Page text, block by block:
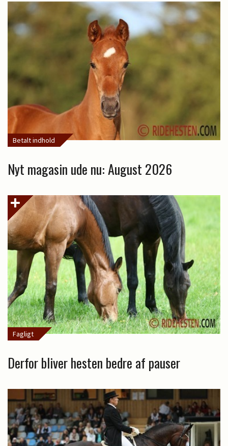
Betalt indhold
Nyt magasin ude nu: August 2026
Fagligt
Derfor bliver hesten bedre af pauser